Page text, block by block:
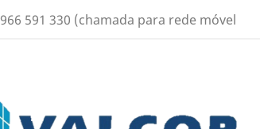
966 591 330 (chamada para rede móvel